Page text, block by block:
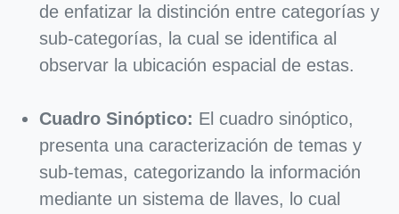
de enfatizar la distinción entre categorías y
sub-categorías, la cual se identifica al
observar la ubicación espacial de estas.
Cuadro Sinóptico: El cuadro sinóptico,
presenta una caracterización de temas y
sub-temas, categorizando la información
mediante un sistema de llaves, lo cual